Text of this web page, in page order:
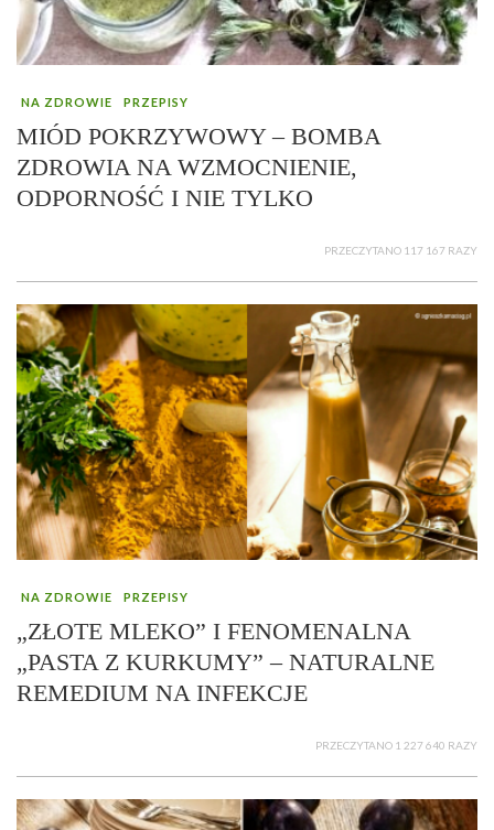
NA ZDROWIE PRZEPISY
MIÓD POKRZYWOWY – BOMBA
ZDROWIA NA WZMOCNIENIE,
ODPORNOŚĆ I NIE TYLKO
PRZECZYTANO 117 167 RAZY
NA ZDROWIE PRZEPISY
„ZŁOTE MLEKO” I FENOMENALNA
„PASTA Z KURKUMY” – NATURALNE
REMEDIUM NA INFEKCJE
PRZECZYTANO 1 227 640 RAZY